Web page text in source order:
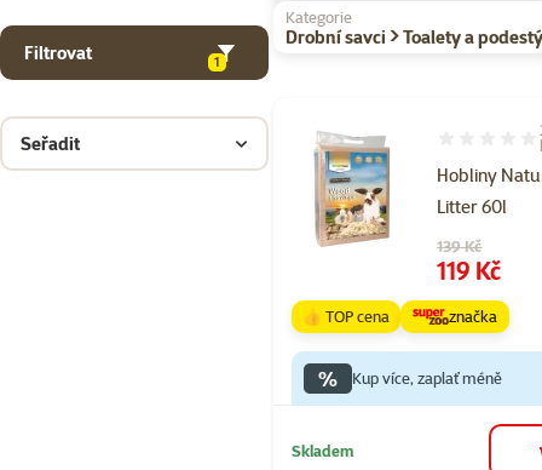
Filtrovat 1
Kategorie
Drobní savci > Toalety a
Seřadit
Hobliny
Litter 60l
Hodnocení
Původní cena
139 Kč
Cena
119 Kč
👍 TOP cena značka
% Kup více, zaplať méně
Skladem